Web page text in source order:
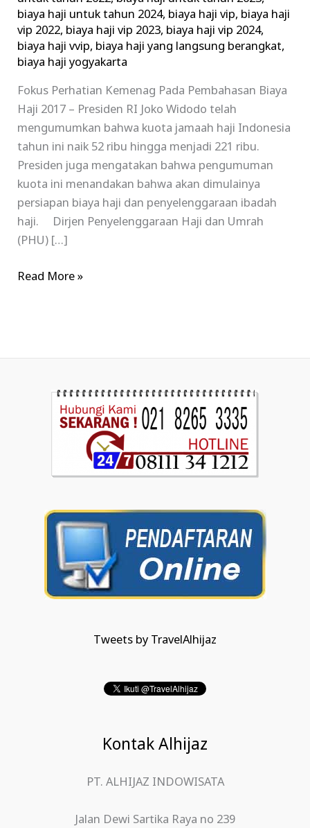
biaya haji untuk tahun 2024, biaya haji vip, biaya haji
vip 2022, biaya haji vip 2023, biaya haji vip 2024,
biaya haji vvip, biaya haji yang langsung berangkat,
biaya haji yogyakarta
Fokus Perhatian Kemenag Pada Pembahasan Biaya
Haji 2017 – Presiden RI Joko Widodo telah
mengumumkan bahwa kuota jamaah haji Indonesia
tahun ini naik 52 ribu hingga menjadi 221 ribu.
Presiden juga mengatakan bahwa pengumuman
kuota ini menandakan bahwa akan dimulainya
persiapan biaya haji dan penyelenggaraan ibadah
haji. Dirjen Penyelenggaraan Haji dan Umrah
(PHU) […]
Read More »
Tweets by TravelAlhijaz
Kontak Alhijaz
PT. ALHIJAZ INDOWISATA
Jalan Dewi Sartika Raya no 239